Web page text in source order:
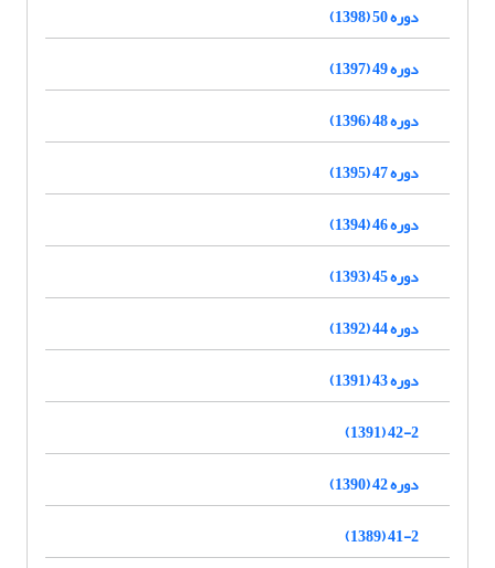
دوره 50 (1398)
دوره 49 (1397)
دوره 48 (1396)
دوره 47 (1395)
دوره 46 (1394)
دوره 45 (1393)
دوره 44 (1392)
دوره 43 (1391)
42-2 (1391)
دوره 42 (1390)
41-2 (1389)